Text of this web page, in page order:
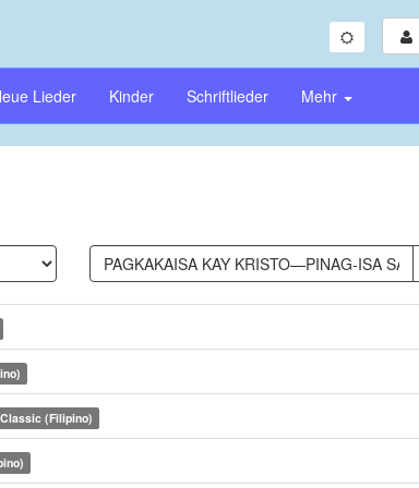
Lieder Kinder Schriftlieder Mehr
Classic (Filipino)